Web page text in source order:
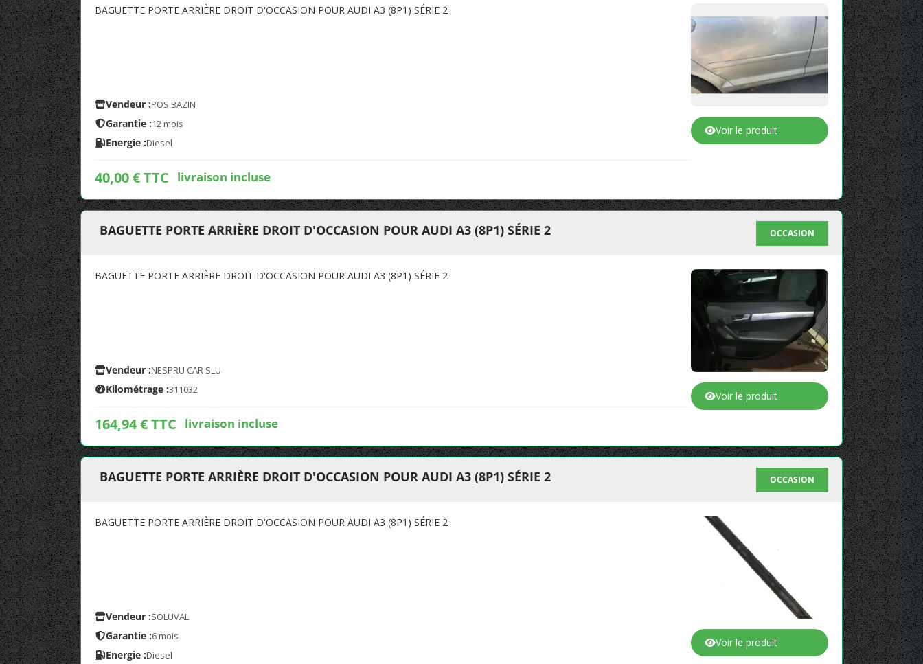
BAGUETTE PORTE ARRIÈRE DROIT D'OCCASION POUR AUDI A3 (8P1) SÉRIE 2
Vendeur :POS BAZIN
Garantie :12 mois
Energie :Diesel
40,00 € TTC livraison incluse
Voir le produit
BAGUETTE PORTE ARRIÈRE DROIT D'OCCASION POUR AUDI A3 (8P1) SÉRIE 2 OCCASION
BAGUETTE PORTE ARRIÈRE DROIT D'OCCASION POUR AUDI A3 (8P1) SÉRIE 2
Vendeur :NESPRU CAR SLU
Kilométrage :311032
164,94 € TTC livraison incluse
Voir le produit
BAGUETTE PORTE ARRIÈRE DROIT D'OCCASION POUR AUDI A3 (8P1) SÉRIE 2 OCCASION
BAGUETTE PORTE ARRIÈRE DROIT D'OCCASION POUR AUDI A3 (8P1) SÉRIE 2
Vendeur :SOLUVAL
Garantie :6 mois
Energie :Diesel
Voir le produit